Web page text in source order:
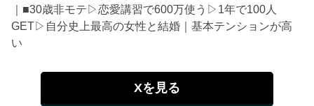
｜■30歳非モテ▷恋愛講習で600万使う▷1年で100人
GET▷自分史上最高の女性と結婚｜基本テンションが高
い
Xを見る